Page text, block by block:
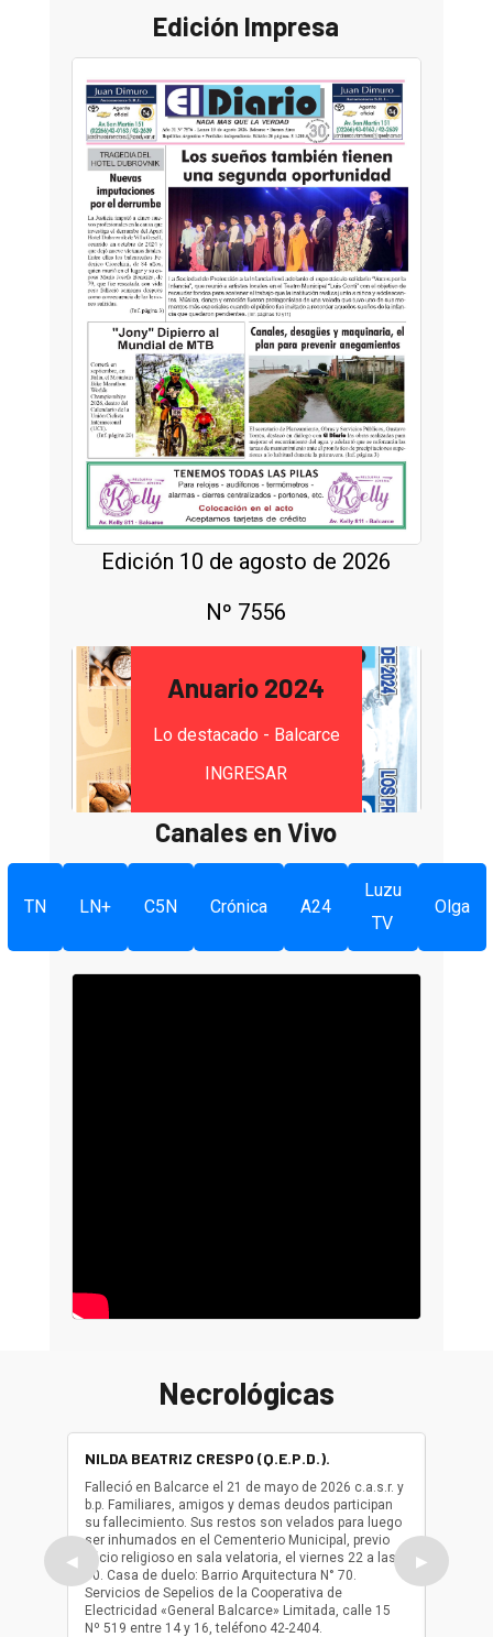
Edición Impresa
Edición 10 de agosto de 2026
Nº 7556
Anuario 2024
Lo destacado - Balcarce
INGRESAR
Canales en Vivo
TN LN+ C5N Crónica A24
Luzu
TV
Olga
Necrológicas
◀
NILDA BEATRIZ CRESPO (Q.E.P.D.).
Falleció en Balcarce el 21 de mayo de 2026 c.a.s.r. y
b.p. Familiares, amigos y demas deudos participan
su fallecimiento. Sus restos son velados para luego
ser inhumados en el Cementerio Municipal, previo
oficio religioso en sala velatoria, el viernes 22 a las
10. Casa de duelo: Barrio Arquitectura N° 70.
Servicios de Sepelios de la Cooperativa de
Electricidad «General Balcarce» Limitada, calle 15
Nº 519 entre 14 y 16, teléfono 42-2404.
ser
oficio
▶